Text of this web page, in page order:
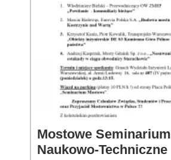
Mostowe Seminarium
Naukowo-Techniczne